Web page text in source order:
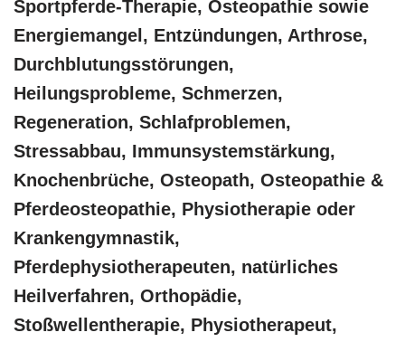
Sportpferde-Therapie, Osteopathie sowie
Energiemangel, Entzündungen, Arthrose,
Durchblutungsstörungen,
Heilungsprobleme, Schmerzen,
Regeneration, Schlafproblemen,
Stressabbau, Immunsystemstärkung,
Knochenbrüche, Osteopath, Osteopathie &
Pferdeosteopathie, Physiotherapie oder
Krankengymnastik,
Pferdephysiotherapeuten, natürliches
Heilverfahren, Orthopädie,
Stoßwellentherapie, Physiotherapeut,